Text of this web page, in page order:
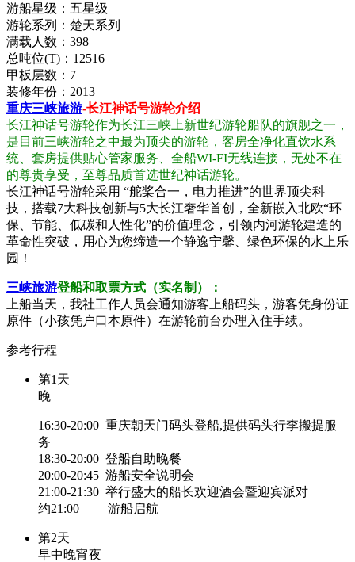
游船星级：五星级
游轮系列：楚天系列
满载人数：398
总吨位(T)：12516
甲板层数：7
装修年份：2013
重庆三峡旅游-长江神话号游轮介绍
长江神话号游轮作为长江三峡上新世纪游轮船队的旗舰之一，
是目前三峡游轮之中最为顶尖的游轮，客房全净化直饮水系
统、套房提供贴心管家服务、全船WI-FI无线连接，无处不在
的尊贵享受，至尊品质首选世纪神话游轮。
长江神话号游轮采用 “舵桨合一，电力推进”的世界顶尖科
技，搭载7大科技创新与5大长江奢华首创，全新嵌入北欧“环
保、节能、低碳和人性化”的价值理念，引领内河游轮建造的
革命性突破，用心为您缔造一个静逸宁馨、绿色环保的水上乐
园！
三峡旅游登船和取票方式（实名制）：
上船当天，我社工作人员会通知游客上船码头，游客凭身份证
原件（小孩凭户口本原件）在游轮前台办理入住手续。
参考行程
第1天
晚
16:30-20:00 重庆朝天门码头登船,提供码头行李搬提服
务
18:30-20:00 登船自助晚餐
20:00-20:45 游船安全说明会
21:00-21:30 举行盛大的船长欢迎酒会暨迎宾派对
约21:00 游船启航
第2天
早中晚宵夜